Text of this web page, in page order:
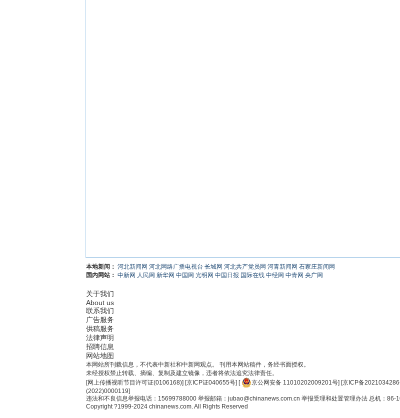
本地新闻： 河北新闻网 河北网络广播电视台 长城网 河北共产党员网 河青新闻网 石家庄新闻网
国内网站： 中新网 人民网 新华网 中国网 光明网 中国日报 国际在线 中经网 中青网 央广网
关于我们
About us
联系我们
广告服务
供稿服务
法律声明
招聘信息
网站地图
本网站所刊载信息，不代表中新社和中新网观点。 刊用本网站稿件，务经书面授权。
未经授权禁止转载、摘编、复制及建立镜像，违者将依法追究法律责任。
[网上传播视听节目许可证(0106168)] [京ICP证040655号] [ 京公网安备 11010202009201号] [京ICP备
(2022)0000119]
违法和不良信息举报电话：15699788000 举报邮箱：jubao@chinanews.com.cn 举报受理和处置管理办法 总机：86-
Copyright ?1999-2024 chinanews.com. All Rights Reserved